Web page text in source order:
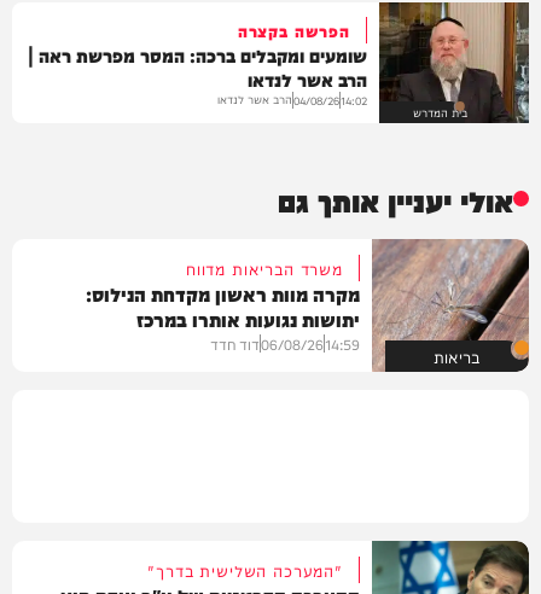
בית המדרש
הפרשה בקצרה
שומעים ומקבלים ברכה: המסר מפרשת ראה |
הרב אשר לנדאו
14:02
04/08/26הרב אשר לנדאו
אולי יעניין אותך גם
בריאות
משרד הבריאות מדווח
מקרה מוות ראשון מקדחת הנילוס:
יתושות נגועות אותרו במרכז
14:59
06/08/26דוד חדד
"המערכה השלישית בדרך"